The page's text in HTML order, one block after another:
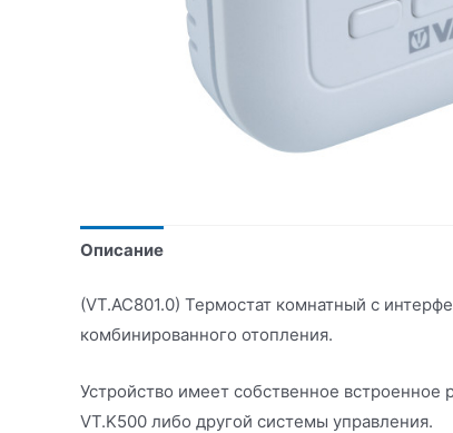
Описание
(VT.AC801.0) Термостат комнатный с
комбинированного отопления.
Устройство имеет собственное
VT.K500 либо другой системы управления.